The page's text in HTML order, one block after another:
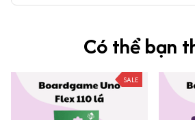
Có thể bạn
SALE